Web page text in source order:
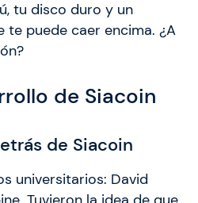
tu disco duro y un
te puede caer encima. ¿A
de Siacoin
de Siacoin
universitarios: David